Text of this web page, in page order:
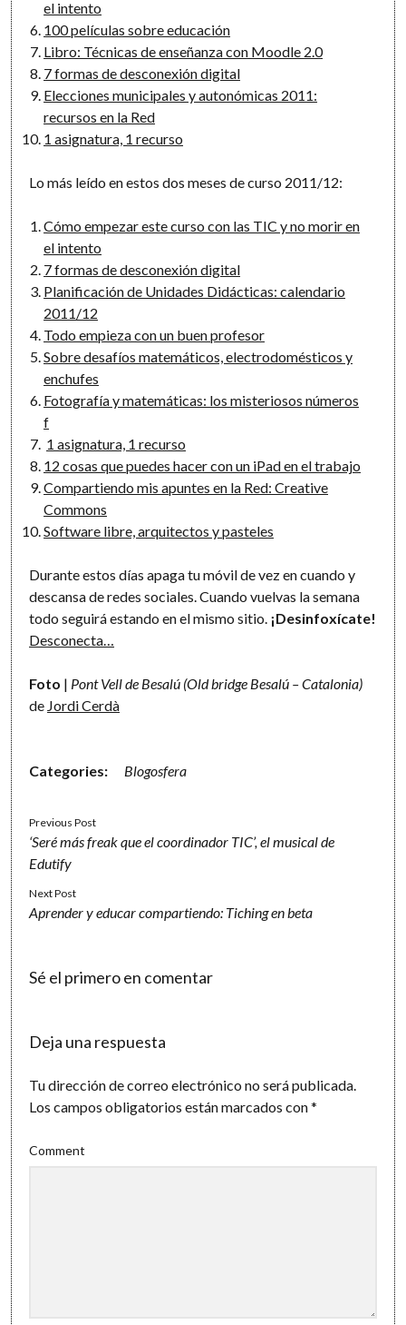
el intento
100 películas sobre educación
Libro: Técnicas de enseñanza con Moodle 2.0
7 formas de desconexión digital
Elecciones municipales y autonómicas 2011:
recursos en la Red
1 asignatura, 1 recurso
Lo más leído en estos dos meses de curso 2011/12:
Cómo empezar este curso con las TIC y no morir en
el intento
7 formas de desconexión digital
Planificación de Unidades Didácticas: calendario
2011/12
Todo empieza con un buen profesor
Sobre desafíos matemáticos, electrodomésticos y
enchufes
Fotografía y matemáticas: los misteriosos números
f
1 asignatura, 1 recurso
12 cosas que puedes hacer con un iPad en el trabajo
Compartiendo mis apuntes en la Red: Creative
Commons
Software libre, arquitectos y pasteles
Durante estos días apaga tu móvil de vez en cuando y
descansa de redes sociales.Cuando vuelvas la semana
todo seguirá estando en el mismo sitio. ¡Desinfoxícate!
Desconecta…
Foto | Pont Vell de Besalú (Old bridge Besalú – Catalonia)
de Jordi Cerdà
Categories: Blogosfera
Previous Post
‘Seré más freak que el coordinador TIC’, el musical de
Edutify
Next Post
Aprender y educar compartiendo: Tiching en beta
Sé el primero en comentar
Deja una respuesta
Tu dirección de correo electrónico no será publicada.
Los campos obligatorios están marcados con*
Comment